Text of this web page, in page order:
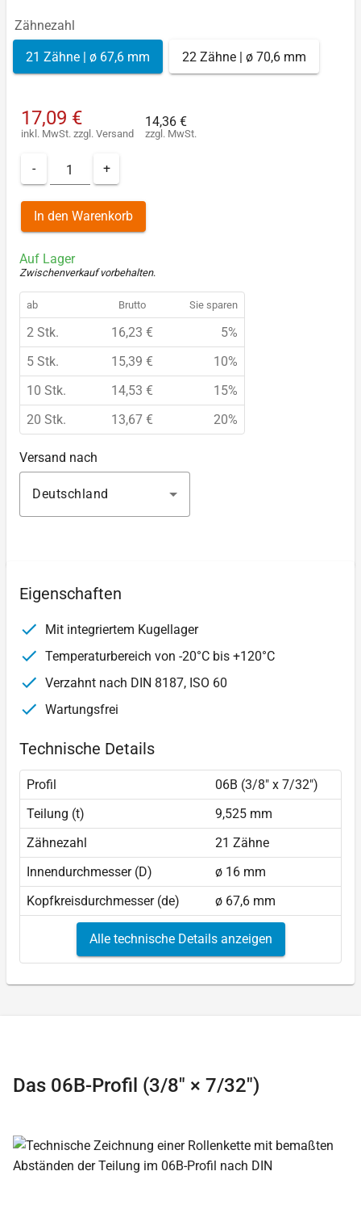
Zähnezahl
21 Zähne | ø 67,6 mm 22 Zähne | ø 70,6 mm
17,09 €
inkl. MwSt. zzgl. Versand
14,36 €
zzgl. MwSt.
- +
In den Warenkorb
Auf Lager
Zwischenverkauf vorbehalten.
ab Brutto Sie sparen
2 Stk. 16,23 €
5%
5 Stk.
15,39 €
10%
10 Stk.
14,53 €
15%
20 Stk.
13,67 € 20%
Versand nach
Deutschland
Eigenschaften
Mit integriertem Kugellager
Temperaturbereich von -20°C bis +120°C
Verzahnt nach DIN 8187, ISO 60
Wartungsfrei
Technische Details
Profil
06B (3/8" x 7/32″)
Teilung (t)
9,525 mm
Zähnezahl
21 Zähne
Innendurchmesser (D)
ø 16 mm
Kopfkreisdurchmesser (de)
ø 67,6 mm
Alle technische Details anzeigen
Das 06B-Profil (3/8″ × 7/32″)